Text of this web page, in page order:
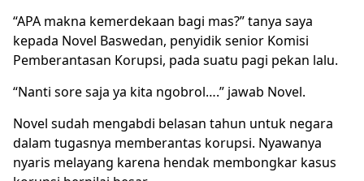
“APA makna kemerdekaan bagi mas?” tanya saya
kepada Novel Baswedan, penyidik senior Komisi
Pemberantasan Korupsi, pada suatu pagi pekan lalu.
“Nanti sore saja ya kita ngobrol….” jawab Novel.
Novel sudah mengabdi belasan tahun untuk negara
dalam tugasnya memberantas korupsi. Nyawanya
nyaris melayang karena hendak membongkar kasus